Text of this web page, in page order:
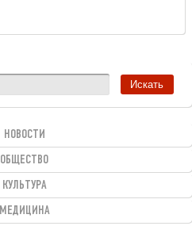
НОВОСТИ
ОБЩЕСТВО
КУЛЬТУРА
МЕДИЦИНА